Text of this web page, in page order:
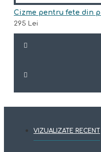
295 Lei
VIZUALIZATE RECENT